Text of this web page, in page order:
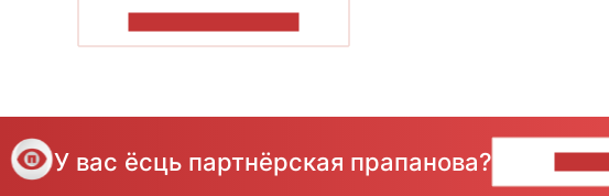
У вас ёсць партнёрская прапанова?